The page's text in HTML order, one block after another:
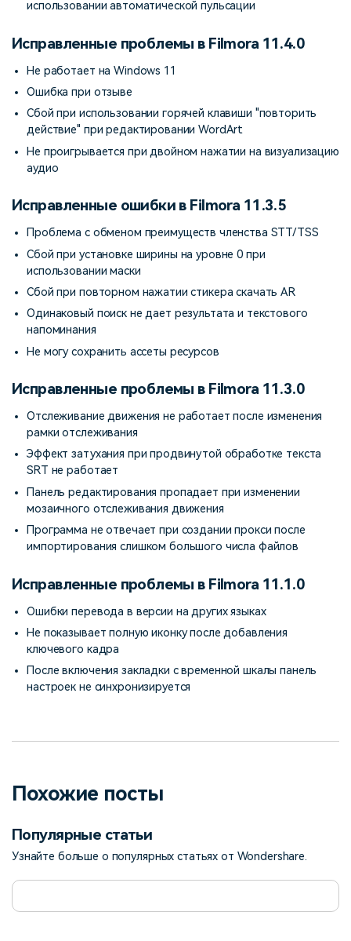
использовании автоматической пульсации
Исправленные проблемы в Filmora 11.4.0
Не работает на Windows 11
Ошибка при отзыве
Сбой при использовании горячей клавиши "повторить
действие" при редактировании WordArt
Не проигрывается при двойном нажатии на визуализацию
аудио
Исправленные ошибки в Filmora 11.3.5
Проблема с обменом преимуществ членства STT/TSS
Сбой при установке ширины на уровне 0 при
использовании маски
Сбой при повторном нажатии стикера скачать AR
Одинаковый поиск не дает результата и текстового
напоминания
Не могу сохранить ассеты ресурсов
Исправленные проблемы в Filmora 11.3.0
Отслеживание движения не работает после изменения
рамки отслеживания
Эффект затухания при продвинутой обработке текста
SRT не работает
Панель редактирования пропадает при изменении
мозаичного отслеживания движения
Программа не отвечает при создании прокси после
импортирования слишком большого числа файлов
Исправленные проблемы в Filmora 11.1.0
Ошибки перевода в версии на других языках
Не показывает полную иконку после добавления
ключевого кадра
После включения закладки с временной шкалы панель
настроек не синхронизируется
Похожие посты
Популярные статьи
Узнайте больше о популярных статьях от Wondershare.